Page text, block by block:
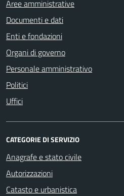
Aree amministrative
Documenti e dati
Enti e fondazioni
Organi di governo
Personale amministrativo
Politici
Uffici
CATEGORIE DI SERVIZIO
Anagrafe e stato civile
Autorizzazioni
Catasto e urbanistica